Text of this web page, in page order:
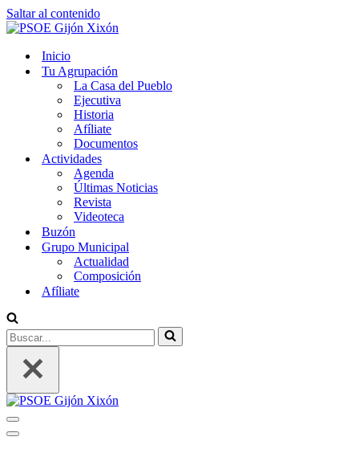
Saltar al contenido
Inicio
Tu Agrupación
La Casa del Pueblo
Ejecutiva
Historia
Afíliate
Documentos
Actividades
Agenda
Últimas Noticias
Revista
Videoteca
Buzón
Grupo Municipal
Actualidad
Composición
Afíliate
Buscar...
Menú
de
Menú